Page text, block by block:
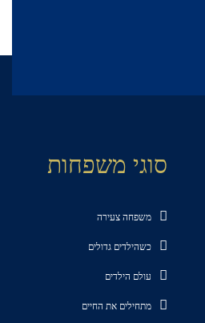
סוגי משפחות
משפחה צעירה
כשהילדים גדולים
עולם הילדים
מתחילים את החיים